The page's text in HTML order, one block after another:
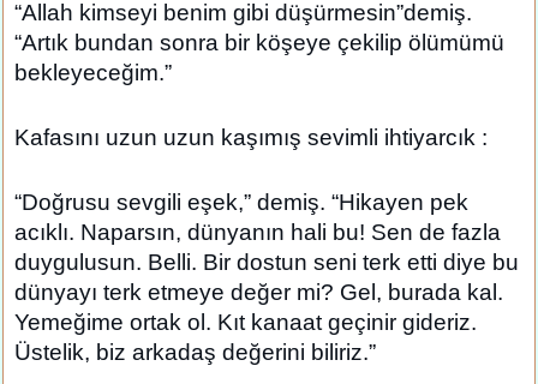
“Allah kimseyi benim gibi düşürmesin”demiş.
“Artık bundan sonra bir köşeye çekilip ölümümü
bekleyeceğim.”
Kafasını uzun uzun kaşımış sevimli ihtiyarcık :
“Doğrusu sevgili eşek,” demiş. “Hikayen pek
acıklı. Naparsın, dünyanın hali bu! Sen de fazla
duygulusun. Belli. Bir dostun seni terk etti diye bu
dünyayı terk etmeye değer mi? Gel, burada kal.
Yemeğime ortak ol. Kıt kanaat geçinir gideriz.
Üstelik, biz arkadaş değerini biliriz.”